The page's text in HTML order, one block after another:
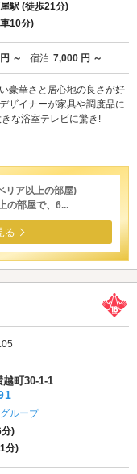
駅 (徒歩21分)
10分)
～ 宿泊 7,000 円 ～
豪華さと居心地の良さが好
ザイナーが家具や調度品に
な浴室テレビに驚き!
リア以上の部屋)
の部屋で、6...
る
星のうち4
町30-1-1
ループ
)
分)